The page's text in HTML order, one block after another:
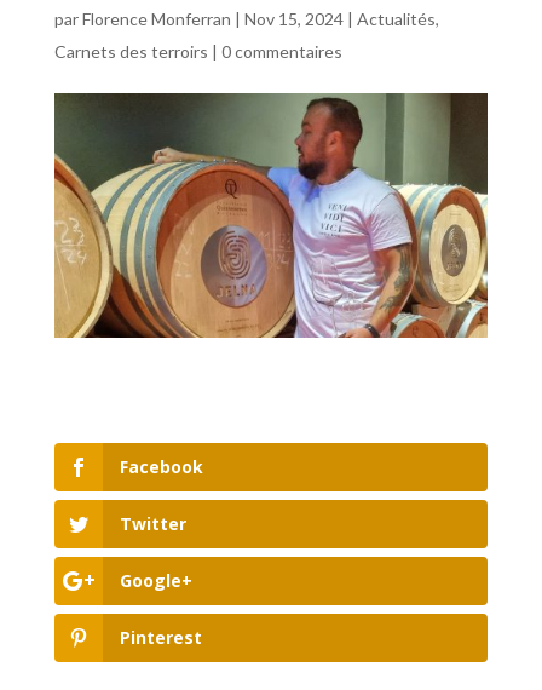
parFlorence Monferran | Nov 15, 2024| Actualités,
Carnets des terroirs | 0 commentaires
Facebook
Twitter
Google+
Pinterest